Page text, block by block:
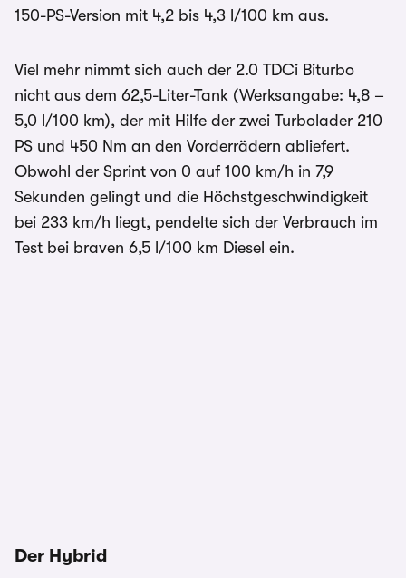
150-PS-Version mit 4,2 bis 4,3 l/100 km aus.
Viel mehr nimmt sich auch der 2.0 TDCi Biturbo
nicht aus dem 62,5-Liter-Tank (Werksangabe: 4,8 –
5,0 l/100 km), der mit Hilfe der zwei Turbolader 210
PS und 450 Nm an den Vorderrädern abliefert.
Obwohl der Sprint von 0 auf 100 km/h in 7,9
Sekunden gelingt und die Höchstgeschwindigkeit
bei 233 km/h liegt, pendelte sich der Verbrauch im
Test bei braven 6,5 l/100 km Diesel ein.
Der Hybrid